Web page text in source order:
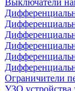
Ограничители
УЗО устройства